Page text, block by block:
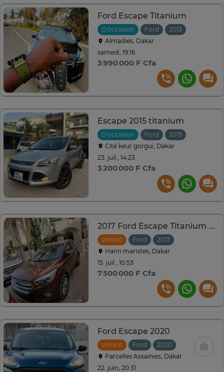
Ford Escape Titanium
D'occasion Ford 2013
Almadies, Dakar
samedi, 19:16
3 990 000 F Cfa
Escape 2015 titanium
D'occasion Ford 2015
Cité keur gorgui, Dakar
23. juil., 14:23
3 200 000 F Cfa
2017 Ford Escape Titanium 4WD Ecoboost
Venant Ford 2017
Hann maristes, Dakar
15. juil., 10:53
7 500 000 F Cfa
Ford Escape 2020
Venant Ford
2020
Parcelles Assainies, Dakar
22. juin, 20:31